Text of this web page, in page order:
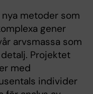
metoder som
gener
arvsmassa som
Projektet
med
individer